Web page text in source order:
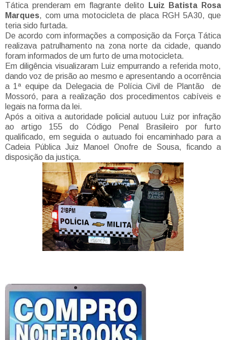
Tática prenderam em flagrante delito
Luiz Batista Rosa
Marques, com uma motocicleta de placa RGH 5A30, que
teria sido furtada.
De acordo com informações a composição da Força Tática
realizava patrulhamento na zona norte da cidade, quando
foram informados de um furto de uma motocicleta.
Em diligência visualizaram Luiz empurrando a referida moto,
dando voz de prisão ao mesmo e apresentando a ocorrência
a 1ª equipe da Delegacia de Polícia Civil de Plantão de
Mossoró, para a realização dos procedimentos cabíveis e
legais na forma da lei.
Após a oitiva a autoridade policial autuou Luiz por infração
ao artigo 155 do Código Penal Brasileiro por furto
qualificado, em seguida o autuado foi encaminhado para a
Cadeia Pública Juiz Manoel Onofre de Sousa, ficando a
disposição da justiça.